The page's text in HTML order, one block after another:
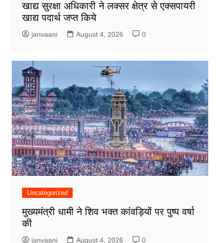
खाद्य सुरक्षा अधिकारी ने लक्सर क्षेत्र से एक्सपायरी
खाद्य पदार्थ जप्त किये
janvaani August 4, 2026 0
Uncategorized
मुख्यमंत्री धामी ने शिव भक्त कांवड़ियों पर पुष्प वर्षा
की
janvaani August 4, 2026 0